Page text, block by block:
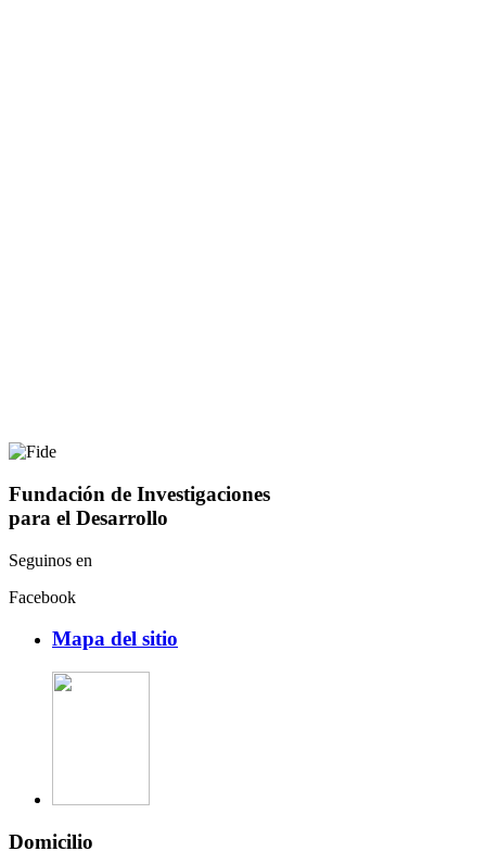
Fundación de Investigaciones
para el Desarrollo
Seguinos en
Facebook
Mapa del sitio
Domicilio